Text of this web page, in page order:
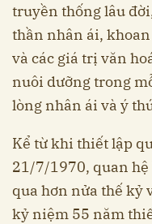
truyền thống lâu
thần nhân ái, khoan
và các giá trị văn
nuôi dưỡng trong
lòng nhân ái và ý
Kể từ khi thiết lập
21/7/1970, quan
qua hơn nửa thế kỷ
kỷ niệm 55 năm